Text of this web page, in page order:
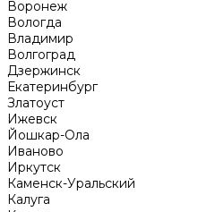
Воронеж
Вологда
Владимир
Волгоград
Дзержинск
Екатеринбург
Златоуст
Ижевск
Йошкар-Ола
Иваново
Иркутск
Каменск-Уральский
Калуга